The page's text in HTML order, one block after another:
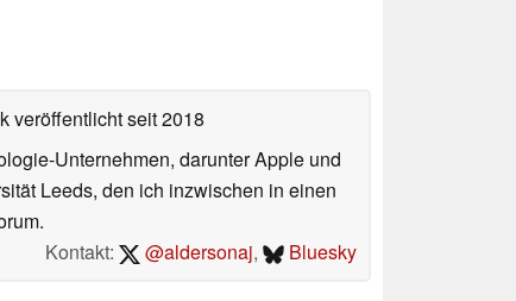
veröffentlichtseit 2018
Unternehmen, darunter Apple und
Leeds, den ich inzwischen in einen
Kontakt:
@aldersonaj, Bluesky